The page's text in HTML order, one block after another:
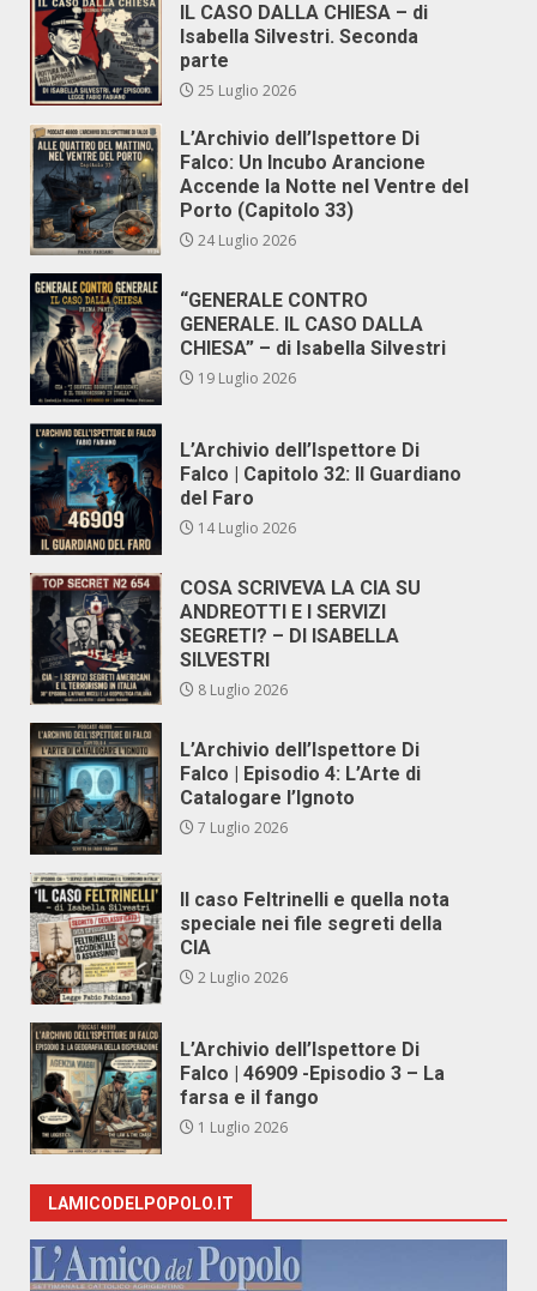
IL CASO DALLA CHIESA – di
Isabella Silvestri. Seconda
parte
25 Luglio 2026
L’Archivio dell’Ispettore Di
Falco: Un Incubo Arancione
Accende la Notte nel Ventre del
Porto (Capitolo 33)
24 Luglio 2026
“GENERALE CONTRO
GENERALE. IL CASO DALLA
CHIESA” – di Isabella Silvestri
19 Luglio 2026
L’Archivio dell’Ispettore Di
Falco | Capitolo 32: Il Guardiano
del Faro
14 Luglio 2026
COSA SCRIVEVA LA CIA SU
ANDREOTTI E I SERVIZI
SEGRETI? – DI ISABELLA
SILVESTRI
8 Luglio 2026
L’Archivio dell’Ispettore Di
Falco | Episodio 4: L’Arte di
Catalogare l’Ignoto
7 Luglio 2026
Il caso Feltrinelli e quella nota
speciale nei file segreti della
CIA
2 Luglio 2026
L’Archivio dell’Ispettore Di
Falco | 46909 -Episodio 3 – La
farsa e il fango
1 Luglio 2026
LAMICODELPOPOLO.IT